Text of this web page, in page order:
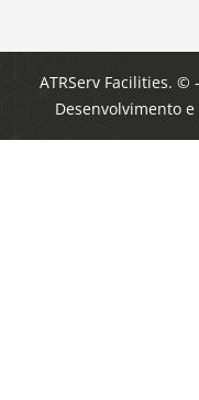
ATRServ Facilities. ©
Desenvolvimento